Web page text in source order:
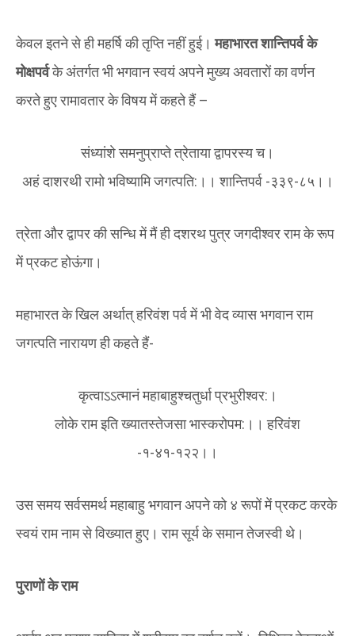
केवल इतने से ही महर्षि की तृप्ति नहीं हुई।महाभारत शान्तिपर्व के
मोक्षपर्वके अंतर्गत भी भगवान स्वयं अपने मुख्य अवतारों का वर्णन
करते हुए रामावतार के विषय में कहते हैं –
संध्यांशे समनुप्राप्ते त्रेताया द्वापरस्य च।
अहं दाशरथी रामो भविष्यामि जगत्पति:।। शान्तिपर्व -३३९-८५।।
त्रेता और द्वापर की सन्धि में मैं ही दशरथ पुत्र जगदीश्वर राम के रूप
में प्रकट होऊंगा।
महाभारत के खिल अर्थात् हरिवंश पर्व में भी वेद व्यास भगवान राम
जगत्पति नारायण ही कहते हैं-
कृत्वाऽऽत्मानं महाबाहुश्चतुर्धा प्रभुरीश्वर:।
लोके राम इति ख्यातस्तेजसा भास्करोपम:।। हरिवंश
-१-४१-१२२।।
उस समय सर्वसमर्थ महाबाहु भगवान अपने को ४ रूपों में प्रकट करके
स्वयं राम नाम से विख्यात हुए। राम सूर्य के समान तेजस्वी थे।
पुराणों के राम